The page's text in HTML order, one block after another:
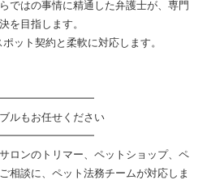
ではの事情に精通した弁護士が、専門
を目指します。
ット契約と柔軟に対応します。
ルもお任せください
ロンのトリマー、ペットショップ、ペ
相談に、ペット法務チームが対応しま